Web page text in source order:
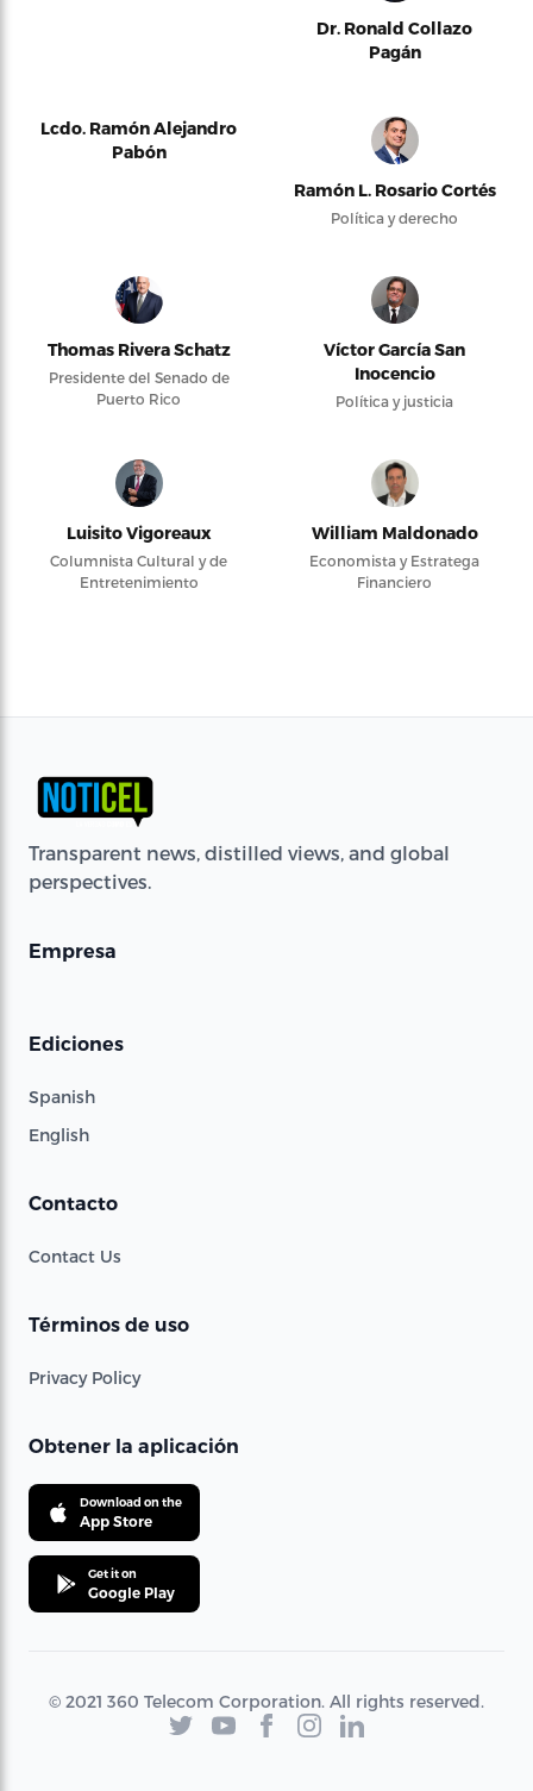
Dr. Ronald Collazo
Pagán
Lcdo. Ramón Alejandro
Pabón
Ramón L. Rosario Cortés
Política y derecho
Thomas Rivera Schatz
Presidente del Senado de
Puerto Rico
Víctor García San
Inocencio
Política y justicia
Luisito Vigoreaux
Columnista Cultural y de
Entretenimiento
William Maldonado
Economista y Estratega
Financiero
Transparent news, distilled views, and global
perspectives.
Empresa
Ediciones
Spanish
English
Contacto
Contact Us
Términos de uso
Privacy Policy
Obtener la aplicación
Download on the
App Store
Get it on
Google Play
© 2021 360 Telecom Corporation. All rights reserved.